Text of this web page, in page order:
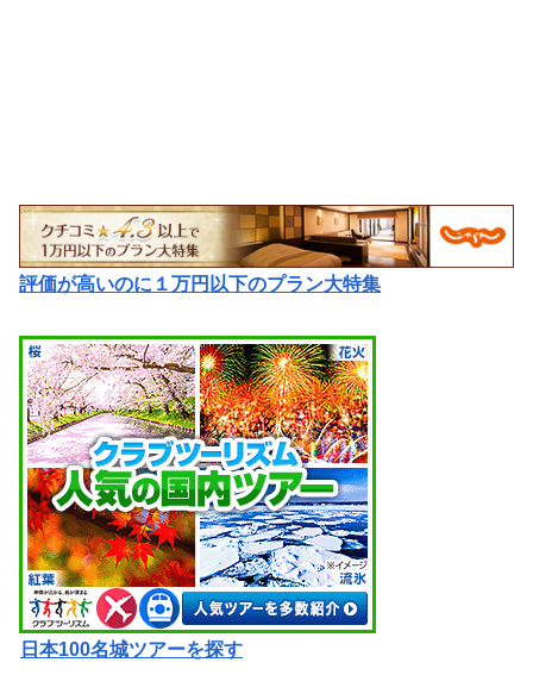
評価が高いのに１万円以下のプラン大特集
日本100名城ツアーを探す